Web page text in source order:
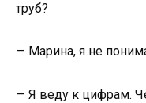
труб?
— Марина, я не
— Я веду к цифрам.